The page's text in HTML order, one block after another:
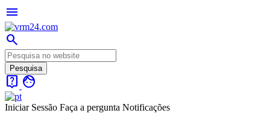
menu
search
live_help face
Iniciar Sessão Faça a pergunta Notificações